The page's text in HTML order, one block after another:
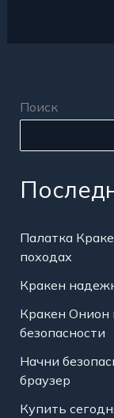
Поиск
Палатка
походах
Кракен
Кракен Онион
безопасности
Начни
браузер
Купить